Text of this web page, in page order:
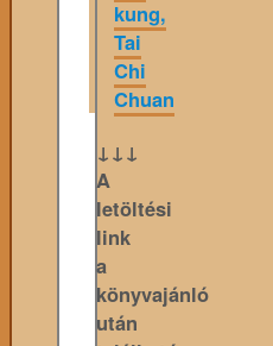
kung,
Tai
Chi
Chuan
↓↓↓
A
letöltési
link
a
könyvajánló
után